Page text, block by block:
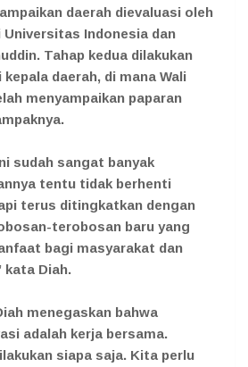
daerah dievaluasi oleh
Indonesia dan
Tahap kedua dilakukan
daerah, di mana Wali
menyampaikan paparan
sudah sangat banyak
tentu tidak berhenti
terus ditingkatkan dengan
terobosan baru yang
bagi masyarakat dan
kata Diah.
menegaskan bahwa
adalah kerja bersama.
siapa saja. Kita perlu